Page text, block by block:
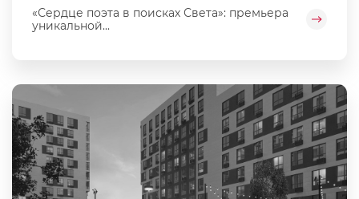
«Сердце поэта в поисках Света»: премьера
уникальной...